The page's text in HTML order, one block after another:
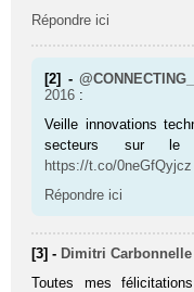
Répondre ici
[2] -
2016 :
Veille innovations
secteurs sur le
https://t.co/0neGfQyjcz
Répondre ici
[3] - Dimitri
Toutes mes